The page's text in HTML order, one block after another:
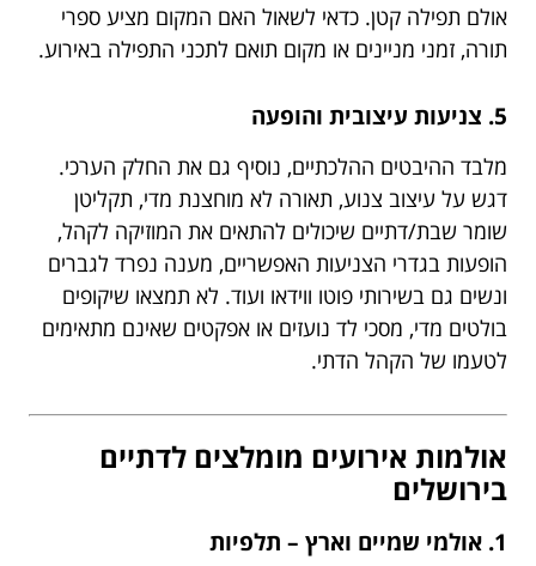
אולם תפילה קטן. כדאי לשאול האם המקום מציע ספרי
תורה, זמני מניינים או מקום תואם לתכני התפילה באירוע.
5. צניעות עיצובית והופעה
מלבד ההיבטים ההלכתיים, נוסיף גם את החלק הערכי.
דגש על עיצוב צנוע, תאורה לא מוחצנת מדי, תקליטן
שומר שבת/דתיים שיכולים להתאים את המוזיקה לקהל,
הופעות בגדרי הצניעות האפשריים, מענה נפרד לגברים
ונשים גם בשירותי פוטו ווידאו ועוד. לא תמצאו שיקופים
בולטים מדי, מסכי לד נועזים או אפקטים שאינם מתאימים
לטעמו של הקהל הדתי.
אולמות אירועים מומלצים לדתיים
בירושלים
1. אולמי שמיים וארץ – תלפיות